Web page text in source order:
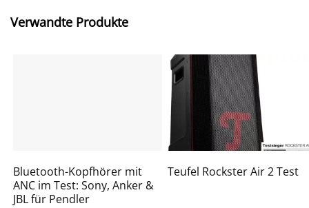
Verwandte Produkte
Bluetooth-Kopfhörer mit
ANC im Test: Sony, Anker &
JBL für Pendler
Teufel Rockster Air 2 Test